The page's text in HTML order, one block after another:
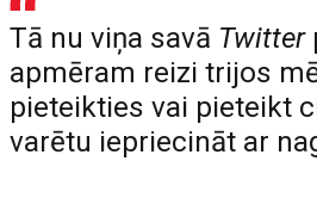
Tā nu viņa savā Twitter
apmēram reizi trijos
pieteikties vai pieteikt
varētu iepriecināt ar